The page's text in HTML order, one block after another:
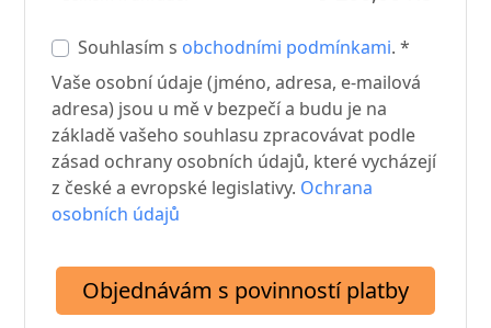
Souhlasím s obchodními podmínkami. *
Vaše osobní údaje (jméno, adresa, e-mailová
adresa) jsou u mě v bezpečí a budu je na
základě vašeho souhlasu zpracovávat podle
zásad ochrany osobních údajů, které vycházejí
z české a evropské legislativy. Ochrana
osobních údajů
Objednávám s povinností platby